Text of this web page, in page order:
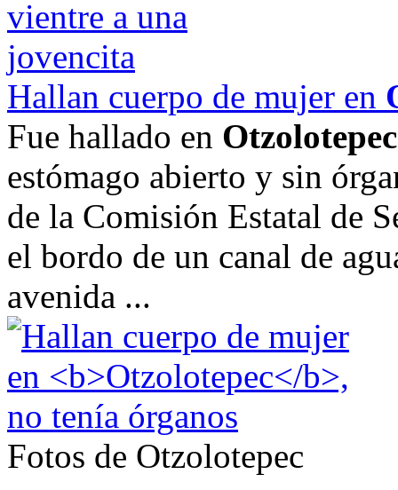
Hallan cuerpo de mujer en
Fue hallado en Otzolotepec
estómago abierto y sin
de la Comisión Estatal de
el bordo de un canal de
avenida ...
Fotos de Otzolotepec